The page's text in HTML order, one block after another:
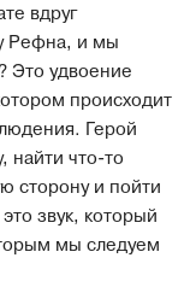
вдруг
Рефна, и мы
Это удвоение
происходит
Герой
найти что-то
сторону и пойти
звук, который
мы следуем